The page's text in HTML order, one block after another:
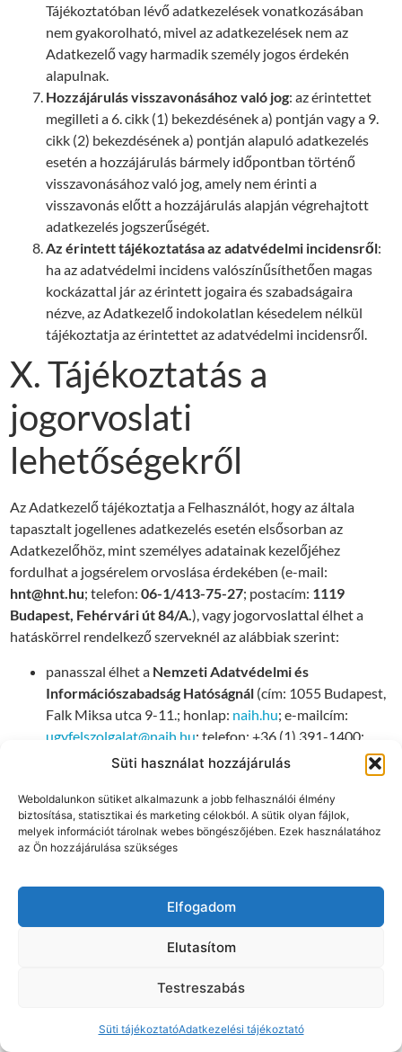
Süti használat hozzájárulás
Weboldalunkon sütiket alkalmazunk a jobb felhasználói élmény
biztosítása, statisztikai és marketing célokból. A sütik olyan fájlok,
melyek információt tárolnak webes böngészőjében. Ezek használatához
az Ön hozzájárulása szükséges
Elfogadom
Elutasítom
Testreszabás
Süti tájékoztatóAdatkezelési tájékoztató
Tájékoztatóban lévő adatkezelések vonatkozásában
nem gyakorolható, mivel az adatkezelések nem az
Adatkezelő vagy harmadik személy jogos érdekén
alapulnak.
Hozzájárulás visszavonásához való jog: az érintettet
megilleti a 6. cikk (1) bekezdésének a) pontján vagy a 9.
cikk (2) bekezdésének a) pontján alapuló adatkezelés
esetén a hozzájárulás bármely időpontban történő
visszavonásához való jog, amely nem érinti a
visszavonás előtt a hozzájárulás alapján végrehajtott
adatkezelés jogszerűségét.
Az érintett tájékoztatása az adatvédelmi incidensről:
ha az adatvédelmi incidens valószínűsíthetően magas
kockázattal jár az érintett jogaira és szabadságaira
nézve, az Adatkezelő indokolatlan késedelem nélkül
tájékoztatja az érintettet az adatvédelmi incidensről.
X. Tájékoztatás a
jogorvoslati
lehetőségekről
Az Adatkezelő tájékoztatja a Felhasználót, hogy az általa
tapasztalt jogellenes adatkezelés esetén elsősorban az
Adatkezelőhöz, mint személyes adatainak kezelőjéhez
fordulhat a jogsérelem orvoslása érdekében (e-mail:
hnt@hnt.hu; telefon:06-1/413-75-27; postacím: 1119
Budapest, Fehérvári út 84/A.), vagy jogorvoslattal élhet a
hatáskörrel rendelkező szerveknél az alábbiak szerint:
panasszal élhet a Nemzeti Adatvédelmi és
Információszabadság Hatóságnál (cím: 1055 Budapest,
Falk Miksa utca 9-11.; honlap: naih.hu; e-mailcím:
ugyfelszolgalat@naih.hu; telefon: +36 (1) 391-1400;
a lakóhelye vagy tartózkodási helye szerinti illetékes
bírósághozfordulhat, amely ügyben a bíróság soron
kívül jár el.
Az Adatkezelő fenntartja magának a jogot az adatkezelési
magyarországi jogszabályok változásainak megfelelő
Kelt: Budapest, 2025. 03. 06.